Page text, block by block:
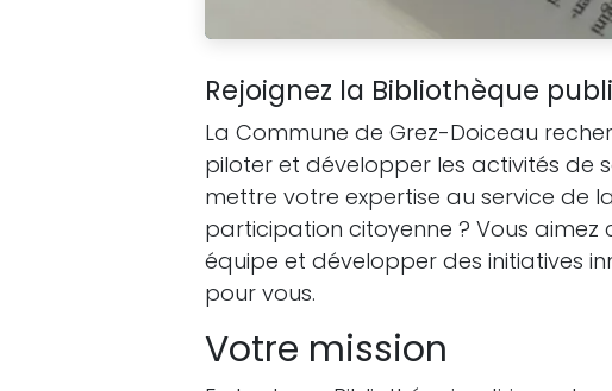
Rejoignez la Bibliothèque
La Commune de Grez-Doiceau
piloter et développer les activités de
mettre votre expertise au service de
participation citoyenne ? Vous
équipe et développer des initiatives
pour vous.
Votre mission